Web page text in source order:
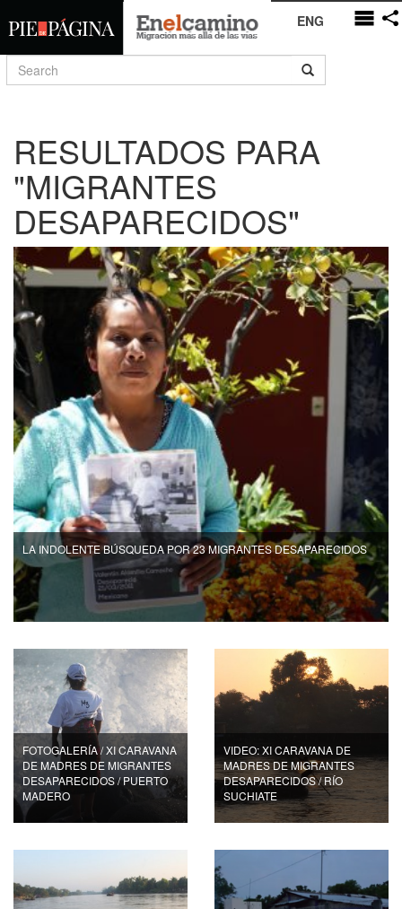
ENG
RESULTADOS PARA
"MIGRANTES
DESAPARECIDOS"
LA INDOLENTE BÚSQUEDA POR 23 MIGRANTES DESAPARECIDOS
FOTOGALERÍA / XI CARAVANA
DE MADRES DE MIGRANTES
DESAPARECIDOS / PUERTO
MADERO
VIDEO: XI CARAVANA DE
MADRES DE MIGRANTES
DESAPARECIDOS / RÍO
SUCHIATE